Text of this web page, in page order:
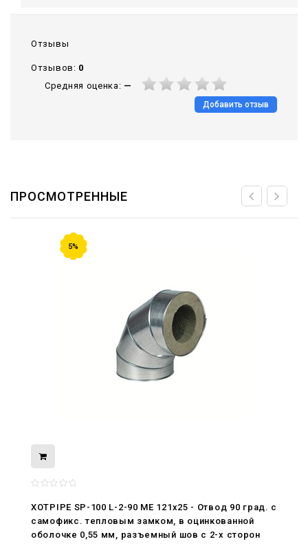
Отзывы
Отзывов: 0
Средняя оценка: —
Добавить отзыв
ПРОСМОТРЕННЫЕ
5%
XOTPIPE SP-100 L-2-90 ME 121x25 - Отвод 90 град. c
самофикс. тепловым замком, в оцинкованной
оболочке 0,55 мм, разъемный шов с 2-х сторон
нами